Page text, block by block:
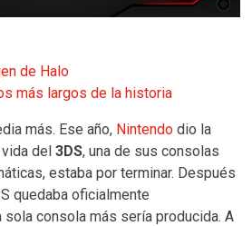
de Halo
más largos de la historia
más. Ese año, Nintendodio la
vida del3DS, una de sus consolas
estaba por terminar. Después
quedaba oficialmente
sola consola más sería producida. A